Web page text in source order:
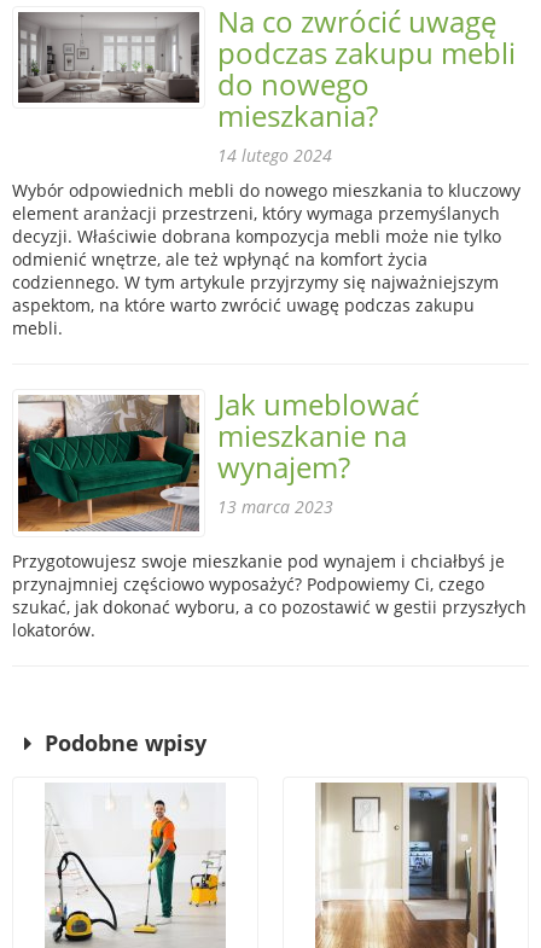
Na co zwrócić uwagę
podczas zakupu mebli
do nowego
mieszkania?
14 lutego 2024
Wybór odpowiednich mebli do nowego mieszkania to kluczowy
element aranżacji przestrzeni, który wymaga przemyślanych
decyzji. Właściwie dobrana kompozycja mebli może nie tylko
odmienić wnętrze, ale też wpłynąć na komfort życia
codziennego. W tym artykule przyjrzymy się najważniejszym
aspektom, na które warto zwrócić uwagę podczas zakupu
mebli.
Jak umeblować
mieszkanie na
wynajem?
13 marca 2023
Przygotowujesz swoje mieszkanie pod wynajem i chciałbyś je
przynajmniej częściowo wyposażyć? Podpowiemy Ci, czego
szukać, jak dokonać wyboru, a co pozostawić w gestii przyszłych
lokatorów.
Podobne wpisy